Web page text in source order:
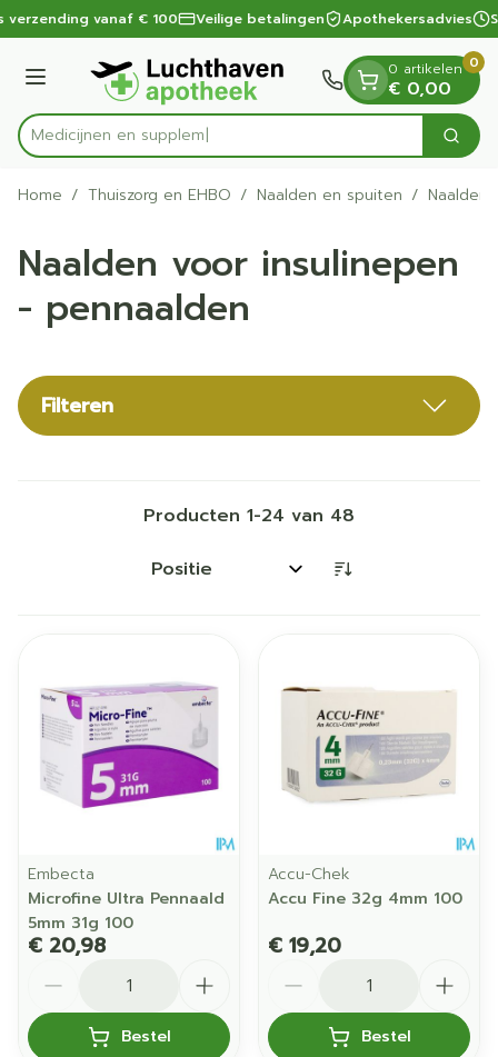
Ga naar de inhoud
1 van 1 vanaf € 100 Veilige betalingen Apothekersadvies
Menu
Product, merk, categorie... Zoek
0 artikelen
€ 0,00
0
Home / Thuiszorg en EHBO / Naalden en spuiten / Naalden
Naalden voor insulinepen
- pennaalden
Filteren
Producten 1-24 van 48
Sorteer op:
Embecta
Microfine Ultra Pennaald
5mm 31g 100
€ 20,98
Bestel
Accu-Chek
Accu Fine 32g 4mm 100
€ 19,20
Bestel